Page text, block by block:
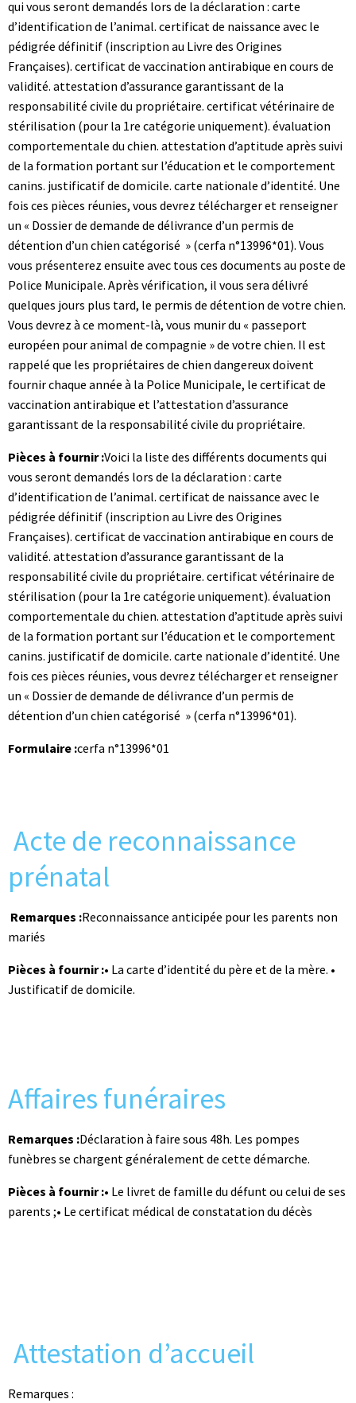
qui vous seront demandés lors de la déclaration : carte
d’identification de l’animal. certificat de naissance avec le
pédigrée définitif (inscription au Livre des Origines
Françaises). certificat de vaccination antirabique en cours de
validité. attestation d’assurance garantissant de la
responsabilité civile du propriétaire. certificat vétérinaire de
stérilisation (pour la 1re catégorie uniquement). évaluation
comportementale du chien. attestation d’aptitude après suivi
de la formation portant sur l’éducation et le comportement
canins. justificatif de domicile. carte nationale d’identité. Une
fois ces pièces réunies, vous devrez télécharger et renseigner
un « Dossier de demande de délivrance d’un permis de
détention d’un chien catégorisé » (cerfa n°13996*01). Vous
vous présenterez ensuite avec tous ces documents au poste de
Police Municipale. Après vérification, il vous sera délivré
quelques jours plus tard, le permis de détention de votre chien.
Vous devrez à ce moment-là, vous munir du « passeport
européen pour animal de compagnie » de votre chien. Il est
rappelé que les propriétaires de chien dangereux doivent
fournir chaque année à la Police Municipale, le certificat de
vaccination antirabique et l’attestation d’assurance
garantissant de la responsabilité civile du propriétaire.
Pièces à fournir :Voici la liste des différents documents qui
vous seront demandés lors de la déclaration : carte
d’identification de l’animal. certificat de naissance avec le
pédigrée définitif (inscription au Livre des Origines
Françaises). certificat de vaccination antirabique en cours de
validité. attestation d’assurance garantissant de la
responsabilité civile du propriétaire. certificat vétérinaire de
stérilisation (pour la 1re catégorie uniquement). évaluation
comportementale du chien. attestation d’aptitude après suivi
de la formation portant sur l’éducation et le comportement
canins. justificatif de domicile. carte nationale d’identité. Une
fois ces pièces réunies, vous devrez télécharger et renseigner
un « Dossier de demande de délivrance d’un permis de
détention d’un chien catégorisé » (cerfa n°13996*01).
Formulaire :cerfa n°13996*01
Acte de reconnaissance
prénatal
Remarques :Reconnaissance anticipée pour les parents non
mariés
Pièces à fournir :• La carte d’identité du père et de la mère. •
Justificatif de domicile.
Affaires funéraires
Remarques :Déclaration à faire sous 48h. Les pompes
funèbres se chargent généralement de cette démarche.
Pièces à fournir :• Le livret de famille du défunt ou celui de ses
parents ;• Le certificat médical de constatation du décès
Attestation d’accueil
Remarques :